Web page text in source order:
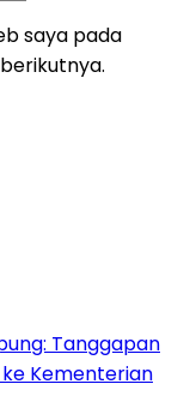
saya pada
Tanggapan
ke Kementerian